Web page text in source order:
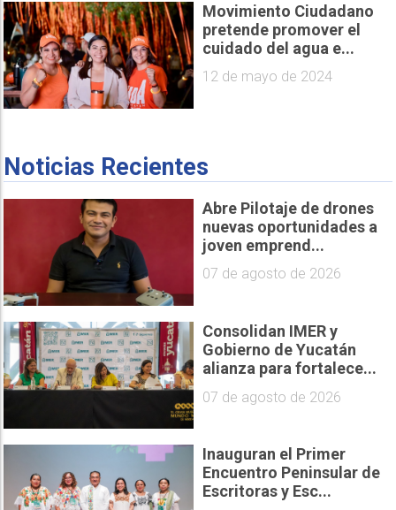
Movimiento Ciudadano
pretende promover el
cuidado del agua e...
12 de mayo de 2024
Noticias Recientes
Abre Pilotaje de drones
nuevas oportunidades a
joven emprend...
07 de agosto de 2026
Consolidan IMER y
Gobierno de Yucatán
alianza para fortalece...
07 de agosto de 2026
Inauguran el Primer
Encuentro Peninsular de
Escritoras y Esc...